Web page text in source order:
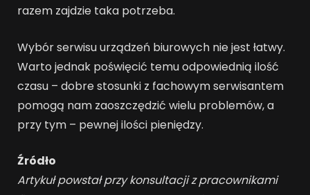
razem zajdzie taka potrzeba.
Wybór serwisu urządzeń biurowych nie jest łatwy.
Warto jednak poświęcić temu odpowiednią ilość
czasu – dobre stosunki z fachowym serwisantem
pomogą nam zaoszczędzić wielu problemów, a
przy tym – pewnej ilości pieniędzy.
Źródło
Artykuł powstał przy konsultacji z pracownikami